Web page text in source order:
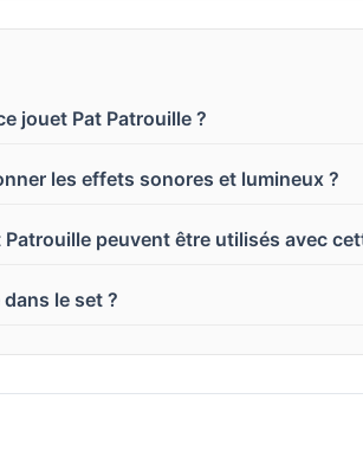
jouet Pat Patrouille ?
les effets sonores et lumineux ?
peuvent être utilisés avec
le set ?